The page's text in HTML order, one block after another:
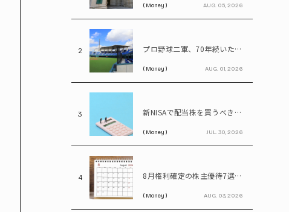
( Money ) AUG. 05, 2026
2 プロ野球二軍、70年続いた2リーグ制を解体――「3地区制」導入で何が変わる?
( Money ) AUG. 01, 2026
3 新NISAで配当株を買うべき理由…年間100万円の配当金なら約20万円の差がつく
( Money ) JUL. 30, 2026
4 8月権利確定の株主優待7選 イオン、無印、U-NEXT…今買いたい人気銘柄を紹介
( Money ) AUG. 03, 2026